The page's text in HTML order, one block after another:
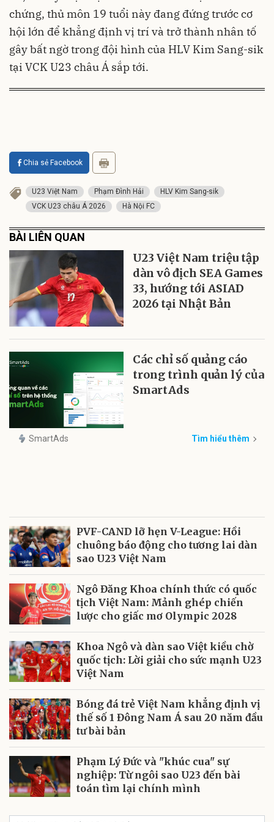
chứng, thủ môn 19 tuổi này đang đứng trước cơ
hội lớn để khẳng định vị trí và trở thành nhân tố
gây bất ngờ trong đội hình của HLV Kim Sang-sik
tại VCK U23 châu Á sắp tới.
Chia sẻ Facebook
U23 Việt Nam Phạm Đình Hải
HLV Kim Sang-sik
VCK U23 châu Á 2026
Hà Nội FC
BÀI LIÊN QUAN
U23 Việt Nam triệu tập
dàn vô địch SEA Games
33, hướng tới ASIAD
2026 tại Nhật Bản
Các chỉ số quảng cáo
trong trình quản lý của
SmartAds
SmartAds Tìm hiểu thêm
PVF-CAND lỡ hẹn V-League: Hồi
chuông báo động cho tương lai dàn
sao U23 Việt Nam
Ngô Đăng Khoa chính thức có quốc
tịch Việt Nam: Mảnh ghép chiến
lược cho giấc mơ Olympic 2028
Khoa Ngô và dàn sao Việt kiều chờ
quốc tịch: Lời giải cho sức mạnh U23
Việt Nam
Bóng đá trẻ Việt Nam khẳng định vị
thế số 1 Đông Nam Á sau 20 năm đầu
tư bài bản
Phạm Lý Đức và "khúc cua" sự
nghiệp: Từ ngôi sao U23 đến bài
toán tìm lại chính mình